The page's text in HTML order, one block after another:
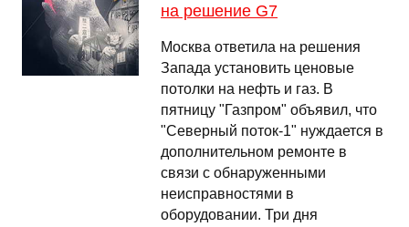
на решение G7
Москва ответила на решения
Запада установить ценовые
потолки на нефть и газ. В
пятницу "Газпром" объявил, что
"Северный поток-1" нуждается в
дополнительном ремонте в
связи с обнаруженными
неисправностями в
оборудовании. Три дня